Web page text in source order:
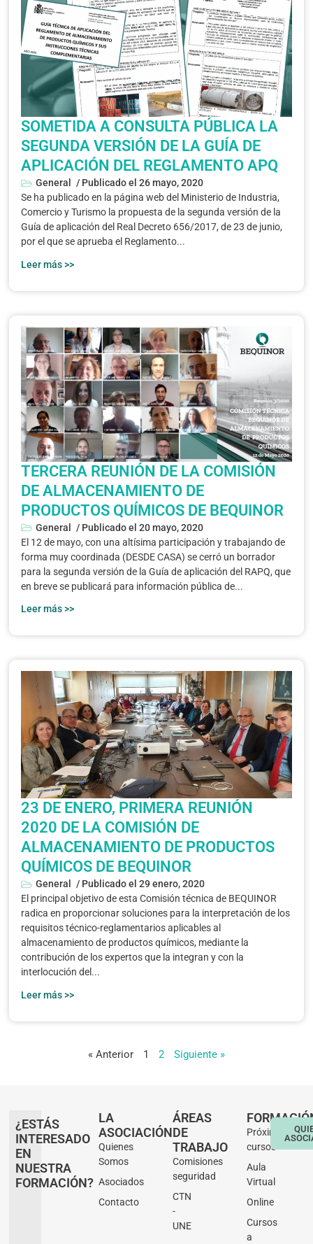
SOMETIDA A CONSULTA PÚBLICA LA
SEGUNDA VERSIÓN DE LA GUÍA DE
APLICACIÓN DEL REGLAMENTO APQ
General / Publicado el 26 mayo, 2020
Se ha publicado en la página web del Ministerio de Industria,
Comercio y Turismo la propuesta de la segunda versión de la
Guía de aplicación del Real Decreto 656/2017, de 23 de junio,
por el que se aprueba el Reglamento...
Leer más >>
TERCERA REUNIÓN DE LA COMISIÓN
DE ALMACENAMIENTO DE
PRODUCTOS QUÍMICOS DE BEQUINOR
General / Publicado el 20 mayo, 2020
El 12 de mayo, con una altísima participación y trabajando de
forma muy coordinada (DESDE CASA) se cerró un borrador
para la segunda versión de la Guía de aplicación del RAPQ, que
en breve se publicará para información pública de...
Leer más >>
23 DE ENERO, PRIMERA REUNIÓN
2020 DE LA COMISIÓN DE
ALMACENAMIENTO DE PRODUCTOS
QUÍMICOS DE BEQUINOR
General / Publicado el 29 enero, 2020
El principal objetivo de esta Comisión técnica de BEQUINOR
radica en proporcionar soluciones para la interpretación de los
requisitos técnico-reglamentarios aplicables al
almacenamiento de productos químicos, mediante la
contribución de los expertos que la integran y con la
interlocución del...
Leer más >>
« Anterior 1 2 Siguiente »
¿ESTÁS
INTERESADO
EN
NUESTRA
FORMACIÓN?
LA
ASOCIACIÓN
Quienes
Somos
Asociados
Contacto
ÁREAS
DE
TRABAJO
Comisiones
seguridad
CTN
-
UNE
Próximos
cursos
Aula
Virtual
Online
Cursos
a